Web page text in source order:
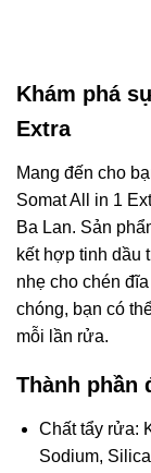
Khám phá
Extra
Mang đến cho
Somat All in 1
Ba Lan. Sản
kết hợp tinh dầu
nhẹ cho chén
chóng, bạn có
mỗi lần rửa.
Thành phần
Chất tẩy rửa:
Sodium,